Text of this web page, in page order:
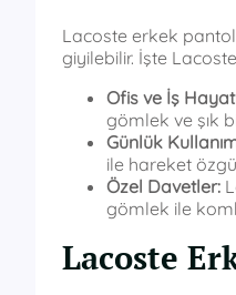
Lacoste erkek
giyilebilir. İşte
Ofis ve İş
gömlek ve şık
Günlük
ile hareket
Özel Davetler:
gömlek ile
Lacoste